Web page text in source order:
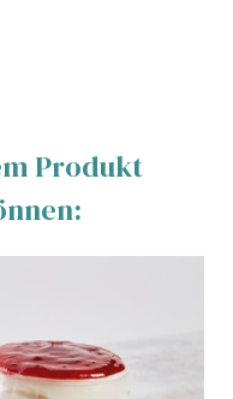
Produkt